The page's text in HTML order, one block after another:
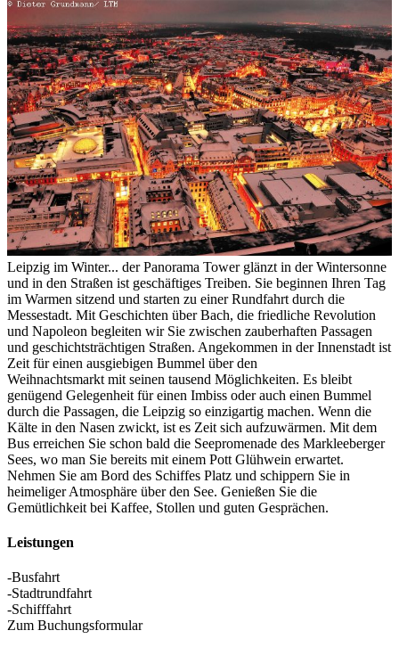
Leipzig im Winter... der Panorama Tower glänzt in der Wintersonne
und in den Straßen ist geschäftiges Treiben. Sie beginnen Ihren Tag
im Warmen sitzend und starten zu einer Rundfahrt durch die
Messestadt. Mit Geschichten über Bach, die friedliche Revolution
und Napoleon begleiten wir Sie zwischen zauberhaften Passagen
und geschichtsträchtigen Straßen. Angekommen in der Innenstadt ist
Zeit für einen ausgiebigen Bummel über den
Weihnachtsmarkt mit seinen tausend Möglichkeiten. Es bleibt
genügend Gelegenheit für einen Imbiss oder auch einen Bummel
durch die Passagen, die Leipzig so einzigartig machen. Wenn die
Kälte in den Nasen zwickt, ist es Zeit sich aufzuwärmen. Mit dem
Bus erreichen Sie schon bald die Seepromenade des Markleeberger
Sees, wo man Sie bereits mit einem Pott Glühwein erwartet.
Nehmen Sie am Bord des Schiffes Platz und schippern Sie in
heimeliger Atmosphäre über den See. Genießen Sie die
Gemütlichkeit bei Kaffee, Stollen und guten Gesprächen.
Leistungen
-Busfahrt
-Stadtrundfahrt
-Schifffahrt
Zum Buchungsformular